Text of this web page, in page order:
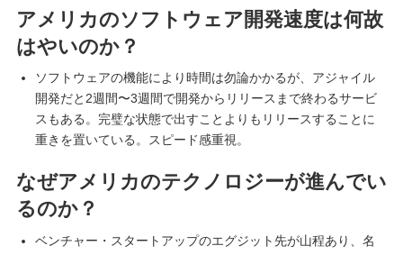
アメリカのソフトウェア開発速度は何故
はやいのか？
ソフトウェアの機能により時間は勿論かかるが、アジャイル
開発だと2週間〜3週間で開発からリリースまで終わるサービ
スもある。完璧な状態で出すことよりもリリースすることに
重きを置いている。スピード感重視。
なぜアメリカのテクノロジーが進んでい
るのか？
ベンチャー・スタートアップのエグジット先が山程あり、名